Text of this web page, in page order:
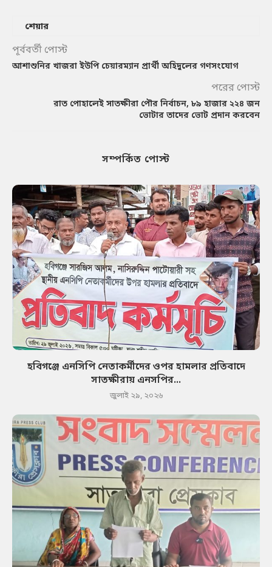
শেয়ার
পূর্ববর্তী পোস্ট
আশাশুনির খাজরা ইউপি চেয়ারম্যান প্রার্থী অহিদুলের গণসংযোগ
পরের পোস্ট
রাত পোহালেই সাতক্ষীরা পৌর নির্বাচন, ৮৯ হাজার ২২৪ জন
ভোটার তাদের ভোট প্রদান করবেন
সম্পর্কিত পোস্ট
হবিগঞ্জে এনসিপি নেতাকর্মীদের ওপর হামলার প্রতিবাদে
সাতক্ষীরায় এনসপির...
জুলাই ২৯, ২০২৬